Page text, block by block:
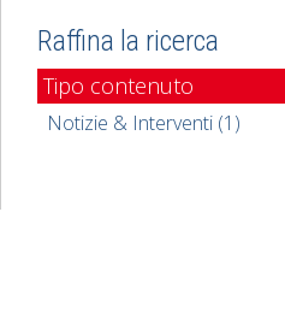
Raffina la ricerca
Tipo contenuto
Notizie & Interventi (1)